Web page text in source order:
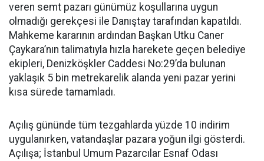
veren semt pazarı günümüz koşullarına uygun
olmadığı gerekçesi ile Danıştay tarafından kapatıldı.
Mahkeme kararının ardından Başkan Utku Caner
Çaykara’nın talimatıyla hızla harekete geçen belediye
ekipleri, Denizköşkler Caddesi No:29’da bulunan
yaklaşık 5 bin metrekarelik alanda yeni pazar yerini
kısa sürede tamamladı.
Açılış gününde tüm tezgahlarda yüzde 10 indirim
uygulanırken, vatandaşlar pazara yoğun ilgi gösterdi.
Açılışa; İstanbul Umum Pazarcılar Esnaf Odası